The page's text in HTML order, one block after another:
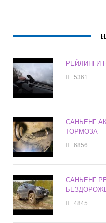
РЕЙЛИНГИ
5361
САНЬЕНГ
ТОРМОЗА
6856
САНЬЕНГ
4845